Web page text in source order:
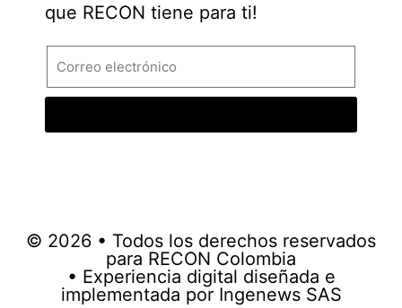
que RECON tiene para ti!
© 2026 • Todos los derechos reservados
para RECON Colombia
• Experiencia digital diseñada e
implementada por Ingenews SAS